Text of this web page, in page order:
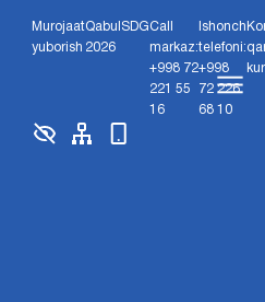
Murojaat
yuborish
Qabul
2026
SDGCall
markaz:
+998 72
221 55
16
Ishonch
telefoni:
+998
72 226
68 10